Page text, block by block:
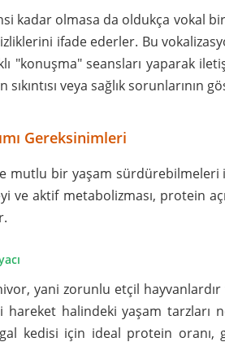
kadar olmasa da oldukça vokal
ifade ederler. Bu
"konuşma" seansları yaparak
sıkıntısı veya sağlık
Gereksinimleri
mutlu bir yaşam
ve aktif metabolizması, protein
yani zorunlu etçil
hareket halindeki yaşam
kedisi için ideal protein oranı,